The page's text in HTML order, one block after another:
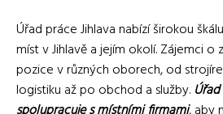
Úřad práce Jihlava nabízí širokou
míst v Jihlavě a jejím okolí. Zájemci o
pozice v různých oborech, od
logistiku až po obchod a služby.